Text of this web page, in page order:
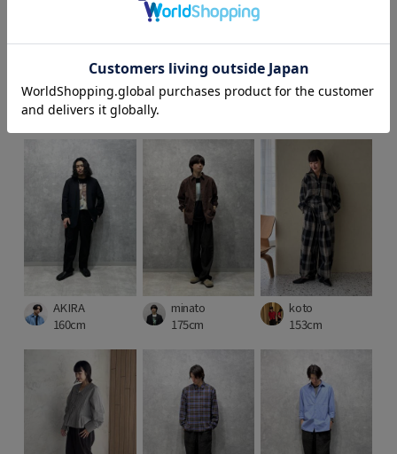
koto
153cm
koto
Kento
AKIRA
160cm
minato
175cm
koto
153cm